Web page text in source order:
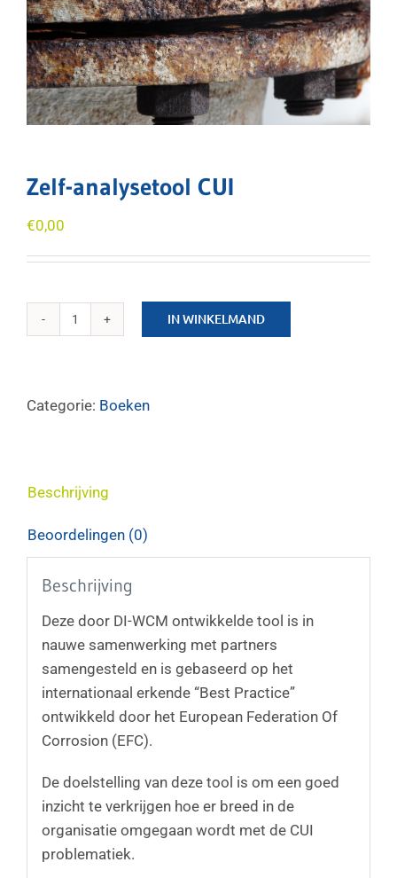
Zelf-analysetool CUI
€0,00
Zelf-
aantal
IN WINKELMAND
Categorie: Boeken
Beschrijving
Beoordelingen (0)
Beschrijving
Deze door DI-WCM ontwikkelde tool is in
nauwe samenwerking met partners
samengesteld en is gebaseerd op het
internationaal erkende “Best Practice”
ontwikkeld door het European Federation Of
Corrosion (EFC).
De doelstelling van deze tool is om een goed
inzicht te verkrijgen hoe er breed in de
organisatie omgegaan wordt met de CUI
problematiek.